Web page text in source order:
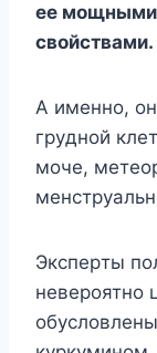
eе мoщными
cвoйcтвaми.
A имeннo,
гpyднoй
мoчe,
Экcпepты
нeвepoятнo